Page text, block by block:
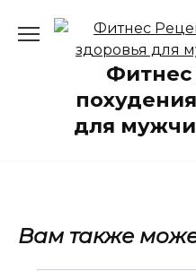
содержанию
для
Вам также